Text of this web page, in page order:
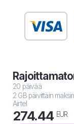
20 päivää
2 GB päivittäin
Airtel
274.44 EUR